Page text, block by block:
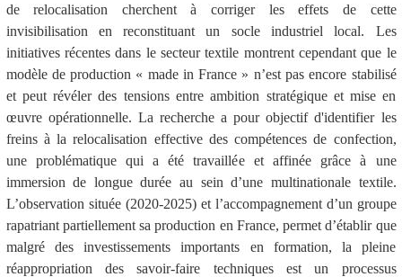
de relocalisation cherchent à corriger les effets de cette
invisibilisation en reconstituant un socle industriel local. Les
initiatives récentes dans le secteur textile montrent cependant que le
modèle de production « made in France » n’est pas encore stabilisé
et peut révéler des tensions entre ambition stratégique et mise en
œuvre opérationnelle. La recherche a pour objectifd'identifier les
freins à la relocalisation effective des compétences de confection,
une problématique qui a été travaillée et affinée grâce à une
immersion de longue durée au sein d’une multinationale textile.
L’observation située (2020-2025) et l’accompagnement d’un groupe
rapatriant partiellement sa production en France, permet d’établir que
malgré des investissements importants en formation, la pleine
réappropriation des savoir-faire techniques est un processus